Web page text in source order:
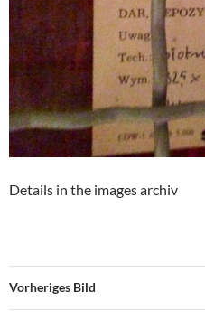
Details in the images archiv
Vorheriges Bild